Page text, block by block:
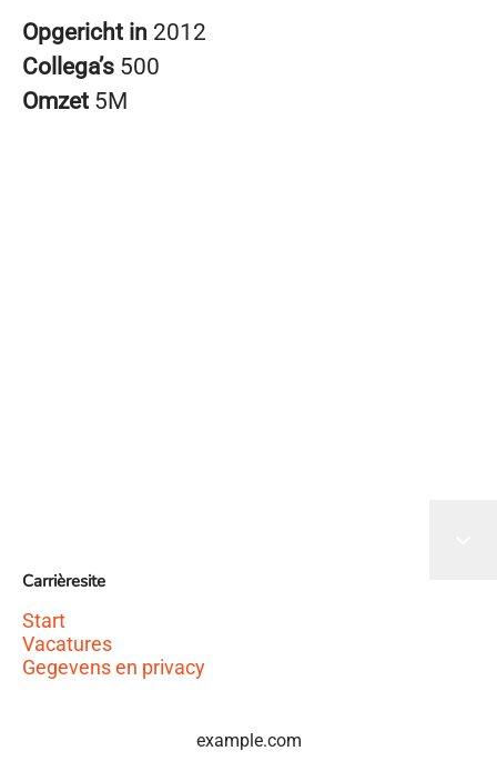
Opgericht in 2012
Collega’s 500
Omzet 5M
Carrièresite
Start
Vacatures
Gegevens en privacy
example.com